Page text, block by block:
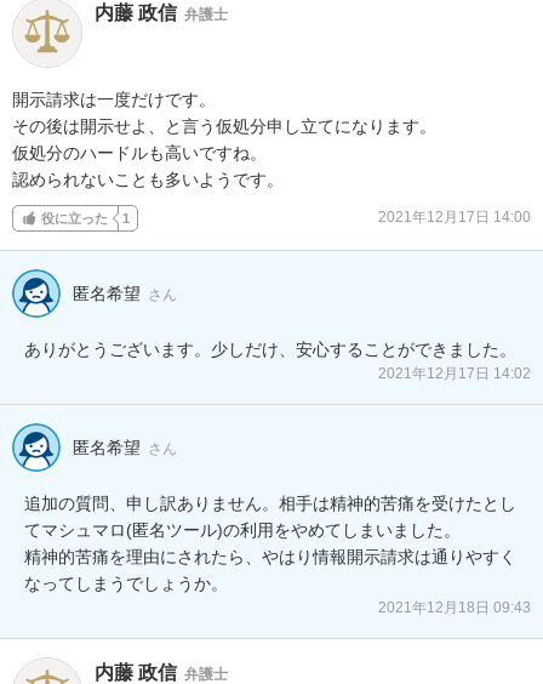
内藤 政信 弁護士
開示請求は一度だけです。
その後は開示せよ、と言う仮処分申し立てになります。
仮処分のハードルも高いですね。
認められないことも多いようです。
役に立った 1 2021年12月17日 14:00
匿名希望 さん
ありがとうございます。少しだけ、安心することができました。
2021年12月17日 14:02
匿名希望 さん
追加の質問、申し訳ありません。相手は精神的苦痛を受けたとし
てマシュマロ(匿名ツール)の利用をやめてしまいました。
精神的苦痛を理由にされたら、やはり情報開示請求は通りやすく
なってしまうでしょうか。
2021年12月18日 09:43
内藤 政信 弁護士